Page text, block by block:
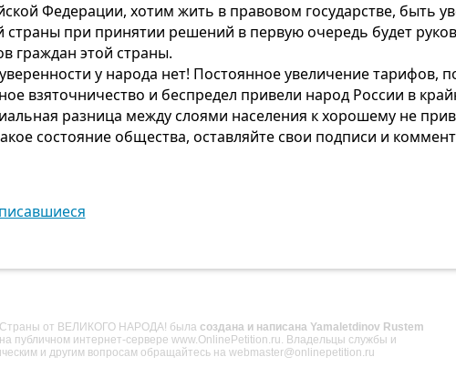
Федерации, хотим жить в правовом государстве, быть
страны при принятии решений в первую очередь будет
граждан этой страны.
у народа нет! Постоянное увеличение тарифов,
взяточничество и беспредел привели народ России в
разница между слоями населения к хорошему не
состояние общества, оставляйте свои подписи и
Страны от ВЕЛИКОГО НАРОДА! была создана и написана Yamaletdinov Rustem
публичном интернет-сервере www.OnlinePetition.ru. Владельцы службы и
и другим вопросам обращайтесь на webmaster@onlinepetition.ru